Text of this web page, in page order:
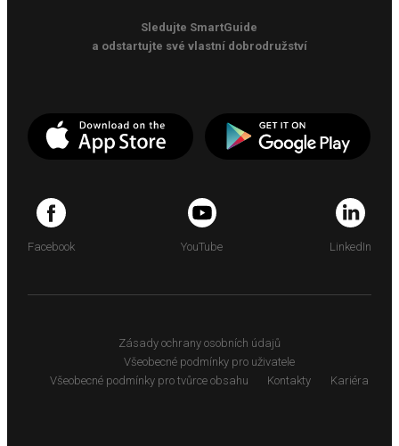
Sledujte SmartGuide
a odstartujte své vlastní dobrodružství
Facebook YouTube LinkedIn
Zásady ochrany osobních údajů
Všeobecné podmínky pro uživatele
Všeobecné podmínky pro tvůrce obsahu
Kontakty Kariéra